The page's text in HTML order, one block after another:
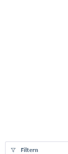
Filtern